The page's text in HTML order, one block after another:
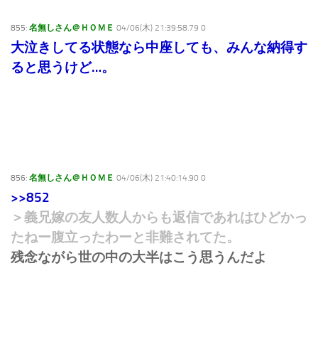
855: 名無しさん＠ＨＯＭＥ 04/06(木) 21:39:58.79 0
大泣きしてる状態なら中座しても、みんな納得す
ると思うけど…。
856: 名無しさん＠ＨＯＭＥ 04/06(木) 21:40:14.90 0
>>852
＞義兄嫁の友人数人からも返信であれはひどかっ
たねー腹立ったわーと非難されてた。
残念ながら世の中の大半はこう思うんだよ